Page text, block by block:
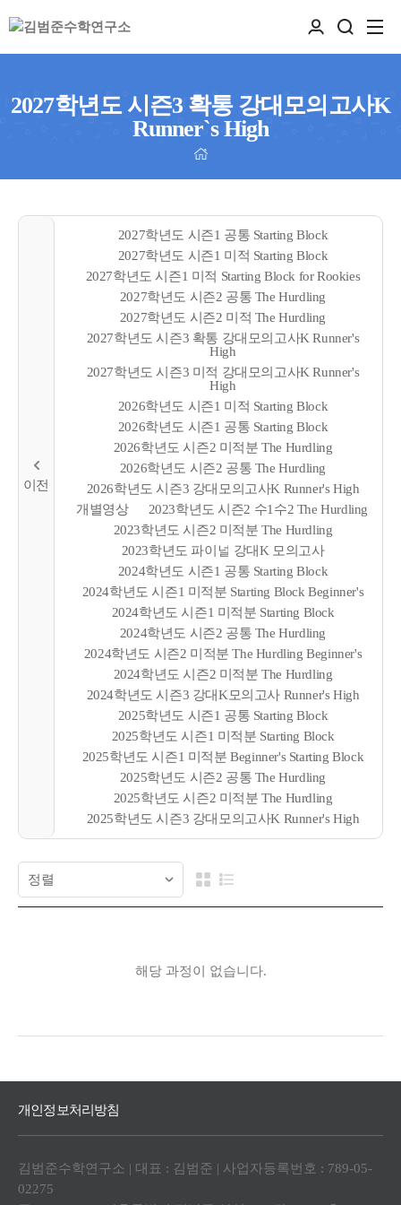
2027학년도 시즌3 확통 강대모의고사K
Runner`s High
2027학년도 시즌1 공통 Starting Block
2027학년도 시즌1 미적 Starting Block
2027학년도 시즌1 미적 Starting Block for Rookies
2027학년도 시즌2 공통 The Hurdling
2027학년도 시즌2 미적 The Hurdling
2027학년도 시즌3 확통 강대모의고사K Runner's
High
2027학년도 시즌3 미적 강대모의고사K Runner's
High
2026학년도 시즌1 미적 Starting Block
2026학년도 시즌1 공통 Starting Block
2026학년도 시즌2 미적분 The Hurdling
2026학년도 시즌2 공통 The Hurdling
2026학년도 시즌3 강대모의고사K Runner's High
개별영상
2023학년도 시즌2 수1수2 The Hurdling
2023학년도 시즌2 미적분 The Hurdling
2023학년도 파이널 강대K 모의고사
2024학년도 시즌1 공통 Starting Block
2024학년도 시즌1 미적분 Starting Block Beginner's
2024학년도 시즌1 미적분 Starting Block
2024학년도 시즌2 공통 The Hurdling
2024학년도 시즌2 미적분 The Hurdling Beginner's
2024학년도 시즌2 미적분 The Hurdling
2024학년도 시즌3 강대K모의고사 Runner's High
2025학년도 시즌1 공통 Starting Block
2025학년도 시즌1 미적분 Starting Block
2025학년도 시즌1 미적분 Beginner's Starting Block
2025학년도 시즌2 공통 The Hurdling
2025학년도 시즌2 미적분 The Hurdling
2025학년도 시즌3 강대모의고사K Runner's High
해당 과정이 없습니다.
개인정보처리방침
김범준수학연구소 | 대표 : 김범준 | 사업자등록번호 : 789-05-
02275